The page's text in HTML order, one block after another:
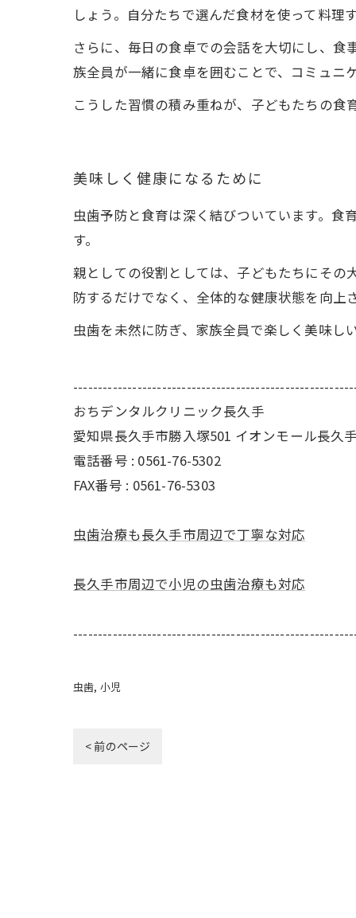
しょう。自分たちで選んだ食材を使って料
さらに、毎日の食卓での会話を大切にし、
族全員が一緒に食卓を囲むことで、コミュニ
こうした習慣の積み重ねが、子どもたちの食
美味しく健康になるために
虫歯予防と食育は深く結びついています。
す。
親としての役割としては、子どもたちにその
防するだけでなく、全体的な健康状態を向上
虫歯を未然に防ぎ、家族全員で楽しく美味し
おちデンタルクリニック長久手
愛知県長久手市勝入塚501 イオンモール長久
電話番号 : 0561-76-5302
FAX番号 : 0561-76-5303
虫歯治療も長久手市周辺で丁寧な対応
長久手市周辺で小児の虫歯治療も対応
虫歯 小児
< 前のページ